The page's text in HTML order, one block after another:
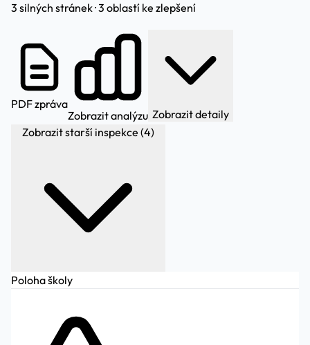
3 silných stránek · 3 oblastí ke zlepšení
PDF zpráva
Zobrazit analýzu Zobrazit detaily
Zobrazit starší inspekce (4)
Poloha školy